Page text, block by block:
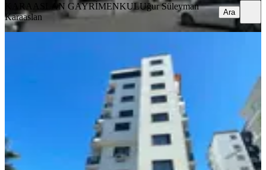
KARAASLAN GAYRİMENKULUğur Süleyman
Karaaslan
Ara
Baraj Yolu Cazip Daire
Seyhan, Yenibaraj Mahallesi
80 m² ·4. Kat ·06.08.2026
29.000 ₺